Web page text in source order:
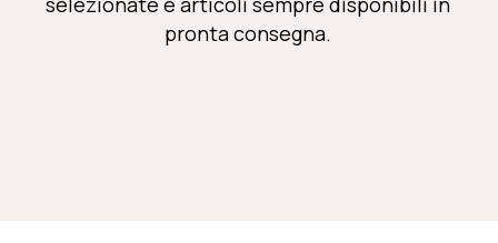
pronta consegna.